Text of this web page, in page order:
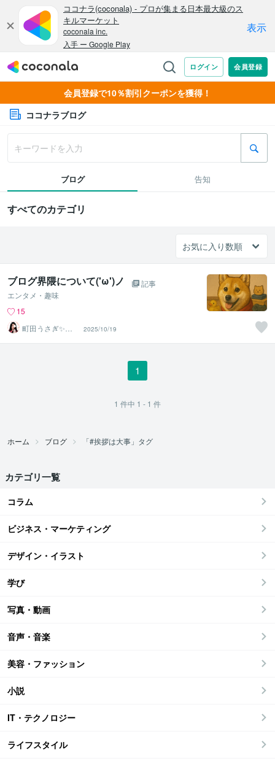
会員登録で10％割引クーポンを獲得！
ココナラブログ
ブログ 告知
すべてのカテゴリ
ブログ界隈について('ω')ノ
記事
エンタメ・趣味
15
町田うさぎ✨閃
光の幸せ届け人
♡怪談師⛩️
2025/10/19
1
1 件中 1 - 1 件
ホーム ブログ 「#挨拶は大事」タグ
カテゴリ一覧
コラム
ビジネス・マーケティング
デザイン・イラスト
学び
写真・動画
音声・音楽
美容・ファッション
小説
IT・テクノロジー
ライフスタイル